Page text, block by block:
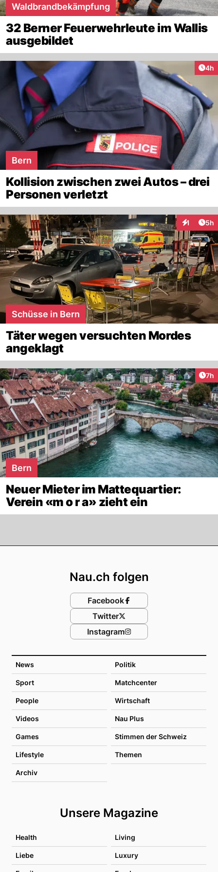
Waldbrandbekämpfung
32 Berner Feuerwehrleute im Wallis
ausgebildet
4h
Bern
Kollision zwischen zwei Autos – drei
Personen verletzt
1 5h
Schüsse in Bern
Täter wegen versuchten Mordes
angeklagt
7h
Bern
Neuer Mieter im Mattequartier:
Verein «m o r a» zieht ein
News Politik
Sport Matchcenter
People Wirtschaft
Videos Nau Plus
Games Stimmen der Schweiz
Lifestyle Themen
Archiv
Unsere Magazine
Health Living
Liebe Luxury
Nau.ch folgen
Facebook
Twitter
Instagram